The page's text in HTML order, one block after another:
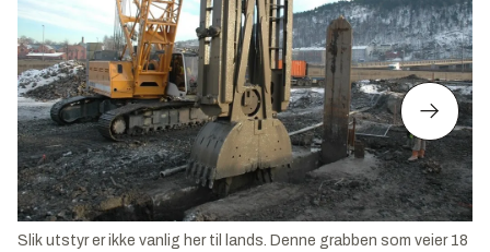
Slik utstyr er ikke vanlig her til lands. Denne grabben som veier 18